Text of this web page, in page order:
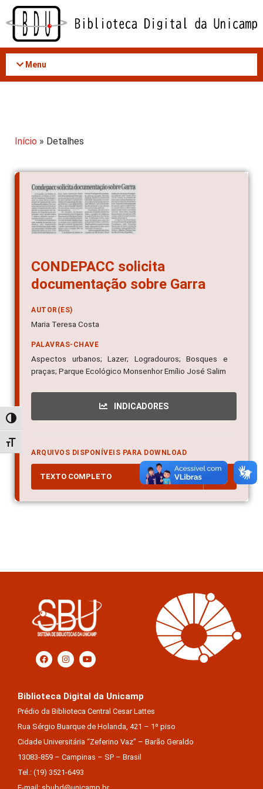
Acessar
conteúdo
Alternar alto contraste
Alternar tamanho da fonte
Menu
Início » Detalhes
CONDEPACC solicita
documentação sobre Garra
AUTOR(ES)
Maria Teresa Costa
PALAVRAS-CHAVE
Aspectos urbanos; Lazer; Logradouros; Bosques e
praças; Parque Ecológico Monsenhor Emílio José Salim
INDICADORES
ARQUIVOS DISPONÍVEIS PARA DOWNLOAD
TEXTO COMPLETO
Biblioteca Digital da Unicamp
Prédio da Biblioteca Central Cesar Lattes
Rua Sérgio Buarque de Holanda, 421 – 1º piso
Cidade Universitária “Zeferino Vaz” – Barão Geraldo
13083-859 – Campinas – SP – Brasil
Tel.: (19) 3521-6493